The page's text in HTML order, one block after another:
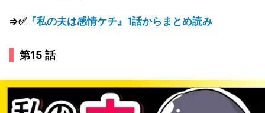
⇒✅『私の夫は感情ケチ』1話からまとめ読み
第15 話